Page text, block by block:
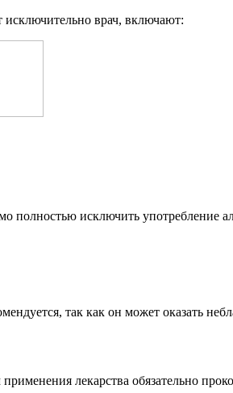
исключительно врач, включают:
полностью исключить употребление
так как он может оказать
лекарства обязательно